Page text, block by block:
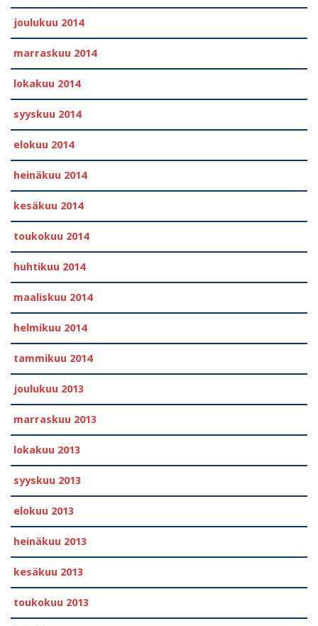
joulukuu 2014
marraskuu 2014
lokakuu 2014
syyskuu 2014
elokuu 2014
heinäkuu 2014
kesäkuu 2014
toukokuu 2014
huhtikuu 2014
maaliskuu 2014
helmikuu 2014
tammikuu 2014
joulukuu 2013
marraskuu 2013
lokakuu 2013
syyskuu 2013
elokuu 2013
heinäkuu 2013
kesäkuu 2013
toukokuu 2013